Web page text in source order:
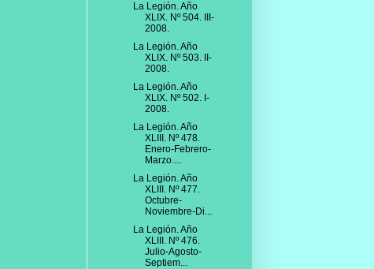
La Legión. Año
XLIX. Nº 504. III-
2008.
La Legión. Año
XLIX. Nº 503. II-
2008.
La Legión. Año
XLIX. Nº 502. I-
2008.
La Legión. Año
XLIII. Nº 478.
Enero-Febrero-
Marzo....
La Legión. Año
XLIII. Nº 477.
Octubre-
Noviembre-Di...
La Legión. Año
XLIII. Nº 476.
Julio-Agosto-
Septiem...